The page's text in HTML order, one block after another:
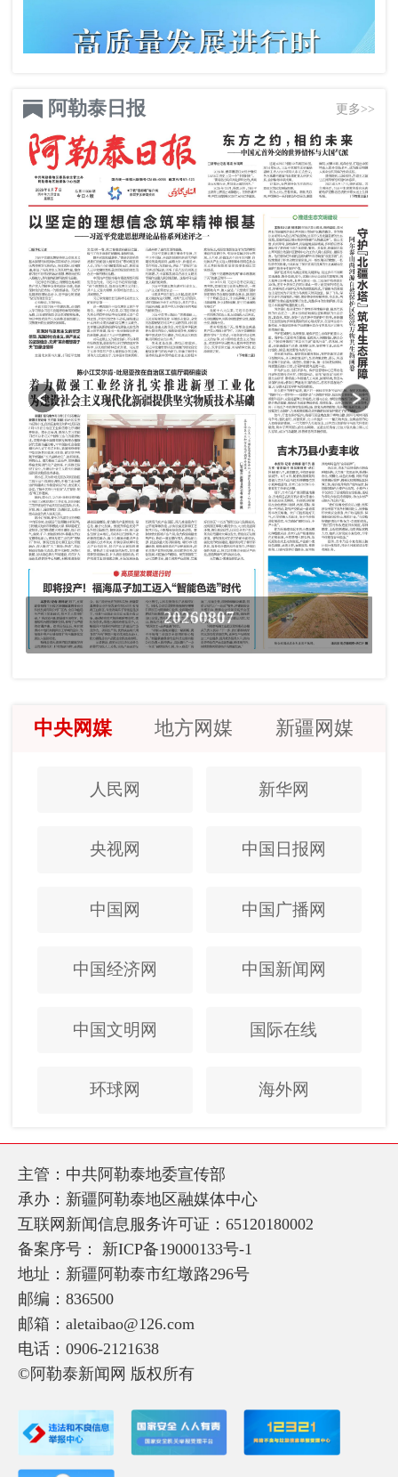
阿勒泰日报 更多>>
20260807
中央网媒 地方网媒 新疆网媒
人民网 新华网
央视网 中国日报网
中国网 中国广播网
中国经济网 中国新闻网
中国文明网 国际在线
环球网 海外网
主管：中共阿勒泰地委宣传部
承办：新疆阿勒泰地区融媒体中心
互联网新闻信息服务许可证：65120180002
备案序号： 新ICP备19000133号-1
地址：新疆阿勒泰市红墩路296号
邮编：836500
邮箱：aletaibao@126.com
电话：0906-2121638
©阿勒泰新闻网 版权所有